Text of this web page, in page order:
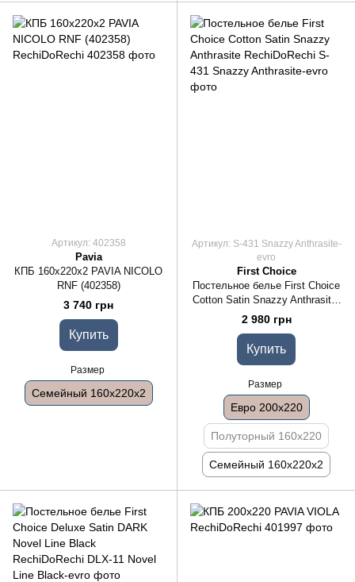
Артикул: 402358
Pavia
КПБ 160x220x2 PAVIA NICOLO
RNF (402358)
3 740 грн
Купить
Размер
Семейный 160x220x2
Артикул: S-431 Snazzy Anthrasite-
evro
First Choice
Постельное белье First Choice
Cotton Satin Snazzy Anthrasite,
Евро 200x220
2 980 грн
Купить
Размер
Евро 200x220
Полуторный 160x220
Семейный 160x220x2